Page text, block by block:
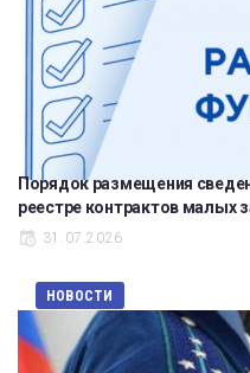
Порядок размещения
реестре контрактов малых
31.07.2026
НОВОСТИ